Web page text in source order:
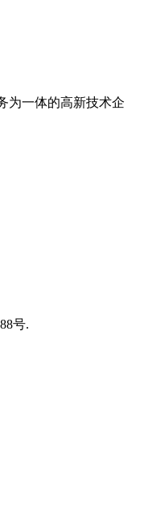
为一体的高新技术企
号.